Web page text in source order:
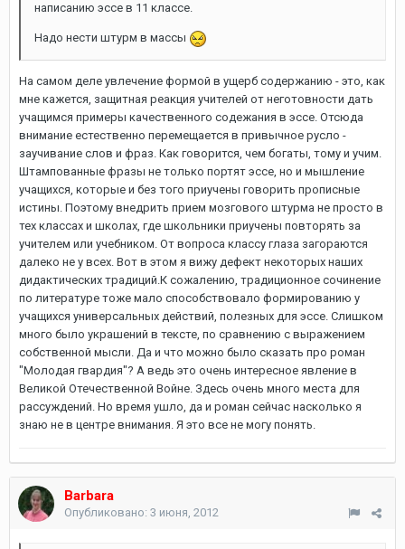
написанию эссе в 11 классе.
Надо нести штурм в массы
На самом деле увлечение формой в ущерб содержанию - это, как
мне кажется, защитная реакция учителей от неготовности дать
учащимся примеры качественного содежания в эссе. Отсюда
внимание естественно перемещается в привычное русло -
заучивание слов и фраз. Как говорится, чем богаты, тому и учим.
Штампованные фразы не только портят эссе, но и мышление
учащихся, которые и без того приучены говорить прописные
истины. Поэтому внедрить прием мозгового штурма не просто в
тех классах и школах, где школьники приучены повторять за
учителем или учебником. От вопроса классу глаза загораются
далеко не у всех. Вот в этом я вижу дефект некоторых наших
дидактических традиций.К сожалению, традиционное сочинение
по литературе тоже мало способствовало формированию у
учащихся универсальных действий, полезных для эссе. Слишком
много было украшений в тексте, по сравнению с выражением
собственной мысли. Да и что можно было сказать про роман
"Молодая гвардия"? А ведь это очень интересное явление в
Великой Отечественной Войне. Здесь очень много места для
рассуждений. Но время ушло, да и роман сейчас насколько я
знаю не в центре внимания. Я это все не могу понять.
Barbara
Опубликовано: 3 июня, 2012